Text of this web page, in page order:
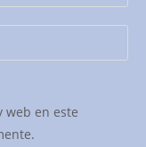
web en este